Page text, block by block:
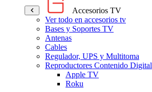
Accesorios TV
Ver todo en accesorios tv
Bases y Soportes TV
Antenas
Cables
Regulador, UPS y Multitoma
Reproductores Contenido Digital
Apple TV
Roku